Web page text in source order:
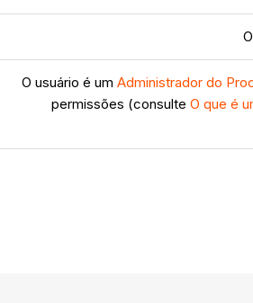
O usuário é um Administrador do
permissões (consulteO que é